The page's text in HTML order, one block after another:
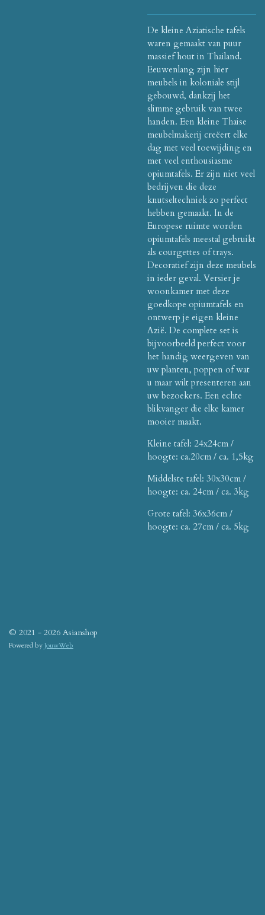
De kleine Aziatische tafels
waren gemaakt van puur
massief hout in Thailand.
Eeuwenlang zijn hier
meubels in koloniale stijl
gebouwd, dankzij het
slimme gebruik van twee
handen. Een kleine Thaise
meubelmakerij creëert elke
dag met veel toewijding en
met veel enthousiasme
opiumtafels. Er zijn niet veel
bedrijven die deze
knutseltechniek zo perfect
hebben gemaakt. In de
Europese ruimte worden
opiumtafels meestal gebruikt
als courgettes of trays.
Decoratief zijn deze meubels
in ieder geval. Versier je
woonkamer met deze
goedkope opiumtafels en
ontwerp je eigen kleine
Azië. De complete set is
bijvoorbeeld perfect voor
het handig weergeven van
uw planten, poppen of wat
u maar wilt presenteren aan
uw bezoekers. Een echte
blikvanger die elke kamer
mooier maakt.
Kleine tafel: 24x24cm /
hoogte: ca.20cm / ca. 1,5kg
Middelste tafel: 30x30cm /
hoogte: ca. 24cm / ca. 3kg
Grote tafel: 36x36cm /
hoogte: ca. 27cm / ca. 5kg
© 2021 - 2026 Asianshop
Powered byJouwWeb